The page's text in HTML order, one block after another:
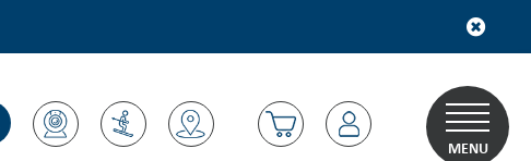
MENU